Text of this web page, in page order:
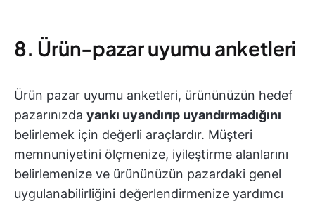
8. Ürün-pazar uyumu anketleri
Ürün pazar uyumu anketleri, ürününüzün hedef
pazarınızda yankı uyandırıp uyandırmadığını
belirlemek için değerli araçlardır. Müşteri
memnuniyetini ölçmenize, iyileştirme alanlarını
belirlemenize ve ürününüzün pazardaki genel
uygulanabilirliğini değerlendirmenize yardımcı